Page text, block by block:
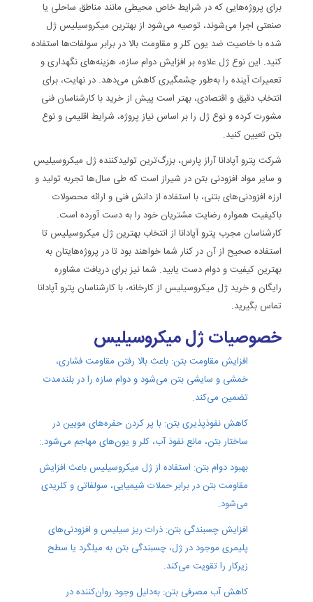
برای پروژه‌هایی که در شرایط خاص محیطی مانند مناطق ساحلی یا
صنعتی اجرا می‌شوند، توصیه می‌شود از بهترین میکروسیلیس ژل
شده با خاصیت ضد یون کلر و مقاومت بالا در برابر سولفات‌ها استفاده
کنید. این نوع ژل علاوه بر افزایش دوام سازه، هزینه‌های نگهداری و
تعمیرات آینده را به‌طور چشمگیری کاهش می‌دهد. در نهایت، برای
انتخاب دقیق و اقتصادی، بهتر است پیش از خرید با کارشناسان فنی
مشورت کرده و نوع ژل را بر اساس نیاز پروژه، شرایط اقلیمی و نوع
بتن تعیین کنید.
شرکت پترو آپادانا آراز پارس، بزرگ‌ترین تولیدکننده ژل میکروسیلیس
و سایر مواد افزودنی بتن در شیراز است که طی سال‌ها تجربه تولید و
ارزه افزودنی‌های بتنی، با استفاده از دانش فنی و ارائه محصولات
باکیفیت همواره رضایت مشتریان خود را به دست آورده است.
کارشناسان مجرب پترو آپادانا از انتخاب بهترین ژل میکروسیلیس تا
استفاده صحیح از آن در کنار شما خواهند بود تا در پروژه‌هایتان به
بهترین کیفیت و دوام دست یابید. شما نیز برای دریافت مشاوره
رایگان و خرید ژل میکروسیلیس از کارخانه، با کارشناسان پترو آپادانا
تماس بگیرید.
خصوصیات ژل میکروسیلیس
افزایش مقاومت بتن: باعث بالا رفتن مقاومت فشاری،
خمشی و سایشی بتن می‌شود و دوام سازه را در بلندمدت
تضمین می‌کند.
کاهش نفوذپذیری بتن: با پر کردن حفره‌های مویین در
ساختار بتن، مانع نفوذ آب، کلر و یون‌های مهاجم می‌شود.:
بهبود دوام بتن: استفاده از ژل میکروسیلیس باعث افزایش
مقاومت بتن در برابر حملات شیمیایی، سولفاتی و کلریدی
می‌شود.
افزایش چسبندگی بتن: ذرات ریز سیلیس و افزودنی‌های
پلیمری موجود در ژل، چسبندگی بتن به میلگرد یا سطح
زیرکار را تقویت می‌کند.
کاهش آب مصرفی بتن: به‌دلیل وجود روان‌کننده در